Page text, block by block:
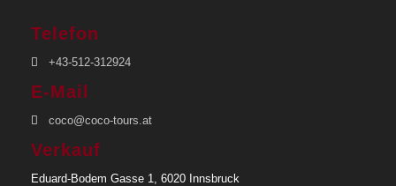
Telefon
+43-512-312924
E-Mail
coco@coco-tours.at
Verkauf
Eduard-Bodem Gasse 1, 6020 Innsbruck